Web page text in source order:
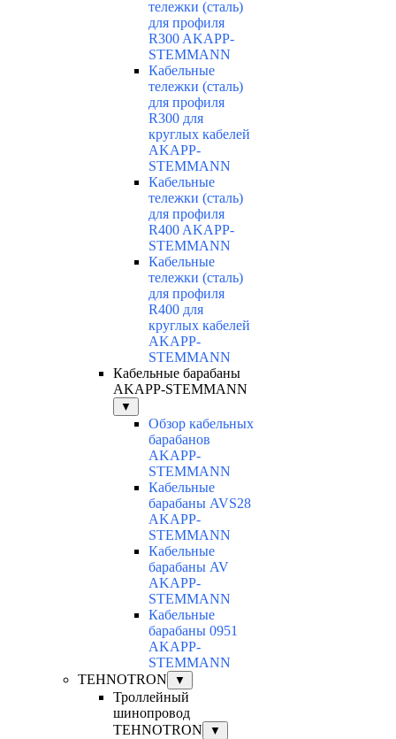
тележки (сталь)
для профиля
R300 AKAPP-
STEMMANN
Кабельные
тележки (сталь)
для профиля
R300 для
круглых кабелей
AKAPP-
STEMMANN
Кабельные
тележки (сталь)
для профиля
R400 AKAPP-
STEMMANN
Кабельные
тележки (сталь)
для профиля
R400 для
круглых кабелей
AKAPP-
STEMMANN
Кабельные барабаны
AKAPP-STEMMANN
▼
Обзор кабельных
барабанов
AKAPP-
STEMMANN
Кабельные
барабаны AVS28
AKAPP-
STEMMANN
Кабельные
барабаны AV
AKAPP-
STEMMANN
Кабельные
барабаны 0951
AKAPP-
STEMMANN
TEHNOTRON
▼
Троллейный
шинопровод
TEHNOTRON
▼